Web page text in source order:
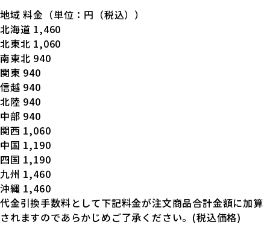
地域 料金（単位：円（税込））
北海道 1,460
北東北 1,060
南東北 940
関東 940
信越 940
北陸 940
中部 940
関西 1,060
中国 1,190
四国 1,190
九州 1,460
沖縄 1,460
代金引換手数料として下記料金が注文商品合計金額に加算
されますのであらかじめご了承ください。(税込価格)